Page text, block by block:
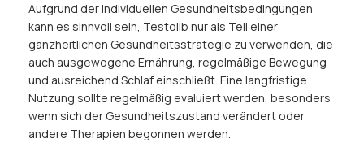
Aufgrund der individuellen Gesundheitsbedingungen
kann es sinnvoll sein, Testolib nur als Teil einer
ganzheitlichen Gesundheitsstrategie zu verwenden, die
auch ausgewogene Ernährung, regelmäßige Bewegung
und ausreichend Schlaf einschließt. Eine langfristige
Nutzung sollte regelmäßig evaluiert werden, besonders
wenn sich der Gesundheitszustand verändert oder
andere Therapien begonnen werden.